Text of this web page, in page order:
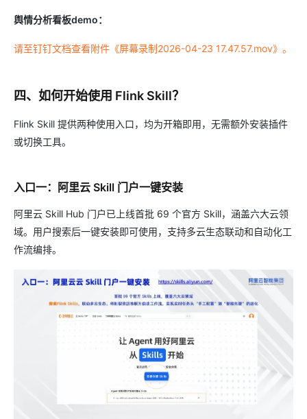
舆情分析看板demo：
请至钉钉文档查看附件《屏幕录制2026-04-23 17.47.57.mov》。
四、如何开始使用 Flink Skill？
Flink Skill 提供两种使用入口，均为开箱即用，无需额外安装插件
或切换工具。
入口一：阿里云 Skill 门户一键安装
阿里云 Skill Hub 门户已上线首批 69 个官方 Skill，涵盖六大云领
域。用户搜索后一键安装即可使用，支持多云生态联动和自动化工
作流编排。